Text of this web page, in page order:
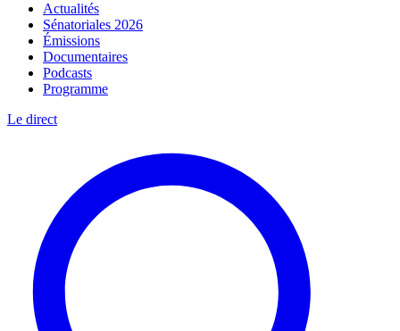
Actualités
Sénatoriales 2026
Émissions
Documentaires
Podcasts
Programme
Le direct